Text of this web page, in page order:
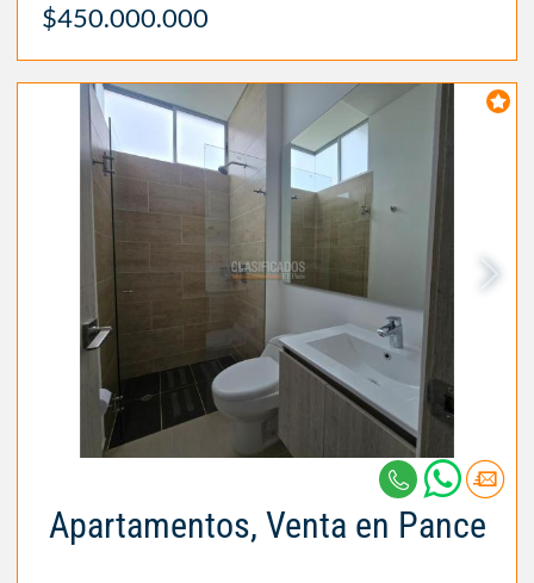
$450.000.000
Apartamentos, Venta en Pance